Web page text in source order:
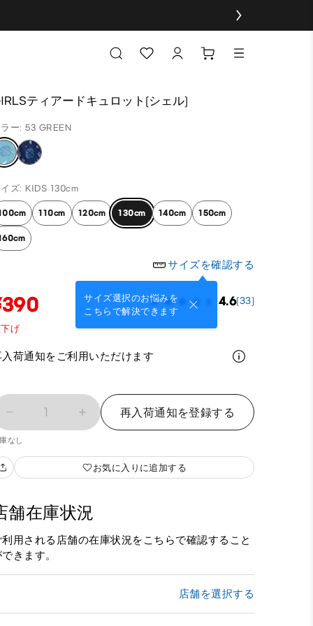
ティアードキュロット(シェル)
ー: 53 GREEN
ズ: KIDS 130cm
110cm 120cm 130cm 140cm 150cm
サイズを確認する
サイズ選択のお悩みを
こちらで解決できます
4.6(33)
げ
入荷通知をご利用いただけます
1 再入荷通知を登録する
なし
お気に入りに追加する
舗在庫状況
利用される店舗の在庫状況をこちらで確認すること
きます。
店舗を選択する